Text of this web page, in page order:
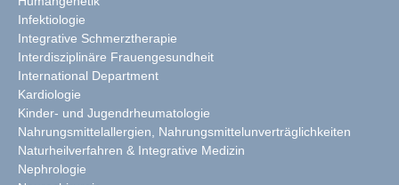
Infektiologie
Integrative Schmerztherapie
Interdisziplinäre Frauengesundheit
International Department
Kardiologie
Kinder- und Jugendrheumatologie
Nahrungsmittelallergien, Nahrungsmittelunverträglichkeiten
Naturheilverfahren & Integrative Medizin
Nephrologie